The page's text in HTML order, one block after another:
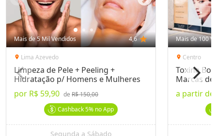
Mais de 5 Mil Vendidos 4,6 star
location_on Lima Azevedo
Limpeza de Pele + Peeling +
Hidratação p/ Homens e Mulheres
por R$ 59,90 deR$ 150,00
Cashback5%no App
Segunda a Sábado
Mais de 100
location_on Centro
Toxina
Marcas de
a partir de